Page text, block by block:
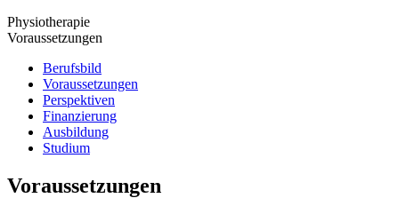
Physiotherapie
Voraussetzungen
Berufsbild
Voraussetzungen
Perspektiven
Finanzierung
Ausbildung
Studium
Voraussetzungen